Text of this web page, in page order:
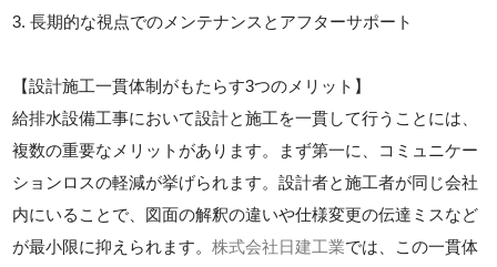
3. 長期的な視点でのメンテナンスとアフターサポート
【設計施工一貫体制がもたらす3つのメリット】
給排水設備工事において設計と施工を一貫して行うことには、
複数の重要なメリットがあります。まず第一に、コミュニケー
ションロスの軽減が挙げられます。設計者と施工者が同じ会社
内にいることで、図面の解釈の違いや仕様変更の伝達ミスなど
が最小限に抑えられます。株式会社日建工業では、この一貫体